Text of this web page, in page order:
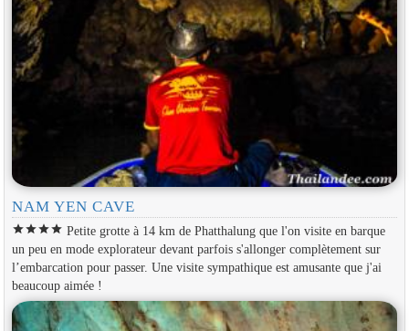
NAM YEN CAVE
starstarstarstar Petite grotte à 14 km de Phatthalung que l'on visite en barque
un peu en mode explorateur devant parfois s'allonger complètement sur
l’embarcation pour passer. Une visite sympathique est amusante que j'ai
beaucoup aimée !